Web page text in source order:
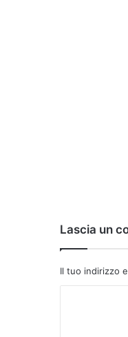
Lascia un
Il tuo indirizzo